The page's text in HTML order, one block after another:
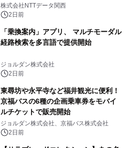
人認証と デジタルデバイド対策で実現
～
株式会社NTTデータ関西
2日前
「乗換案内」アプリ、 マルチモーダル
経路検索を多言語で提供開始
ジョルダン株式会社
2日前
東尋坊や永平寺など福井観光に便利！
京福バスの6種の企画乗車券をモバイ
ルチケットで販売開始
ジョルダン株式会社、京福バス株式会社
2日前